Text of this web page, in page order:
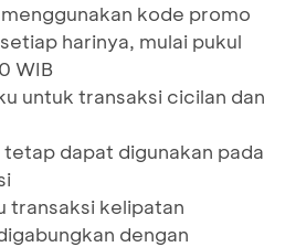
kode promo
harinya, mulai pukul
WIB
untuk transaksi cicilan dan
tetap dapat digunakan pada
transaksi kelipatan
dengan